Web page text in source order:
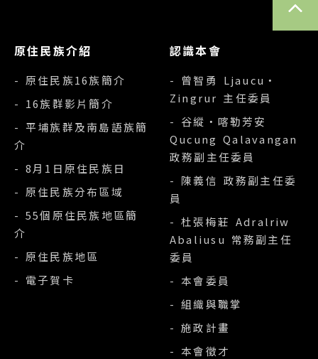
原住民族介紹
- 原住民族16族簡介
- 16族群影片簡介
- 平埔族群及南島語族簡
介
- 8月1日原住民族日
- 原住民族分布區域
- 55個原住民族地區簡
介
- 原住民族地區
- 電子賀卡
認識本會
- 曾智勇 Ljaucu‧
Zingrur 主任委員
- 谷縱‧喀勒芳安
Qucung Qalavangan
政務副主任委員
- 陳義信 政務副主任委
員
- 杜張梅莊 Adralriw
Abaliusu 常務副主任
委員
- 本會委員
- 組織與職掌
- 施政計畫
- 本會徵才